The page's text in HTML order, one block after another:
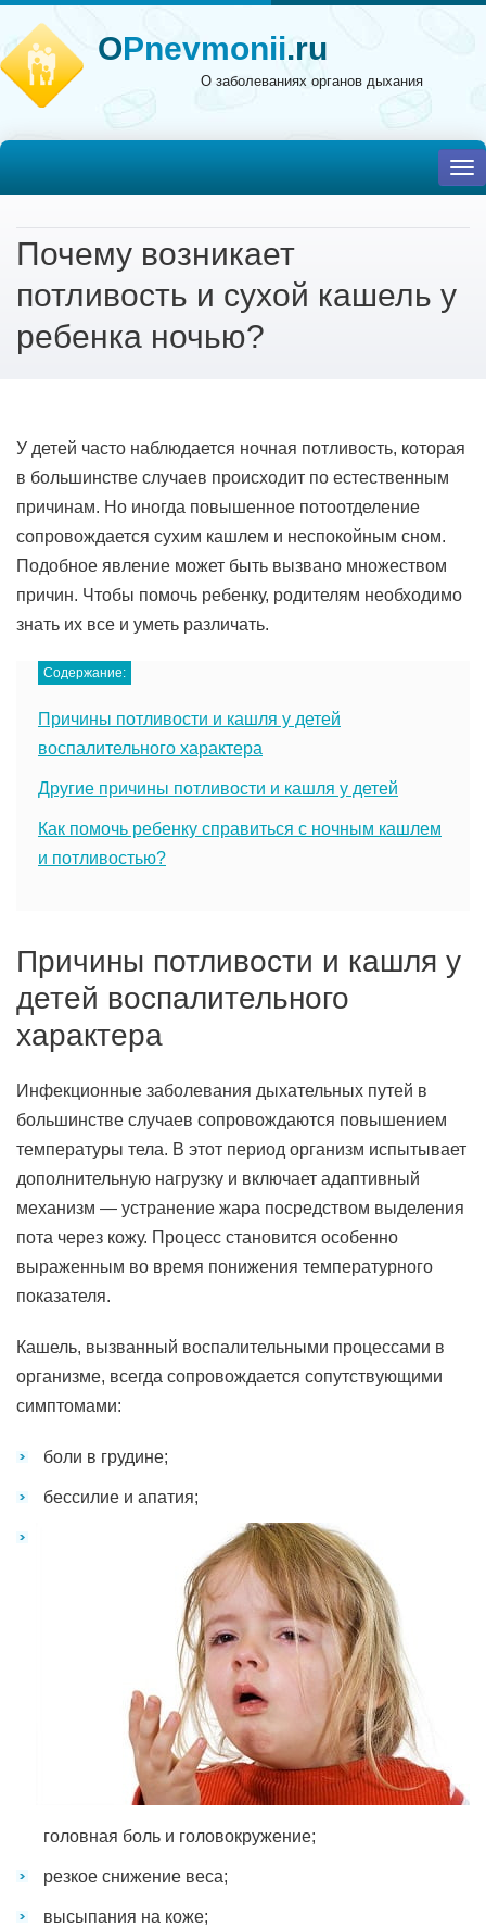
OPnevmonii.ru
О заболеваниях органов дыхания
Почему возникает
потливость и сухой кашель у
ребенка ночью?
У детей часто наблюдается ночная потливость, которая
в большинстве случаев происходит по естественным
причинам. Но иногда повышенное потоотделение
сопровождается сухим кашлем и неспокойным сном.
Подобное явление может быть вызвано множеством
причин. Чтобы помочь ребенку, родителям необходимо
знать их все и уметь различать.
Содержание:
Причины потливости и кашля у детей
воспалительного характера
Другие причины потливости и кашля у детей
Как помочь ребенку справиться с ночным кашлем
и потливостью?
Причины потливости и кашля у
детей воспалительного
характера
Инфекционные заболевания дыхательных путей в
большинстве случаев сопровождаются повышением
температуры тела. В этот период организм испытывает
дополнительную нагрузку и включает адаптивный
механизм — устранение жара посредством выделения
пота через кожу. Процесс становится особенно
выраженным во время понижения температурного
показателя.
Кашель, вызванный воспалительными процессами в
организме, всегда сопровождается сопутствующими
симптомами:
боли в грудине;
бессилие и апатия;
головная боль и головокружение;
резкое снижение веса;
высыпания на коже;